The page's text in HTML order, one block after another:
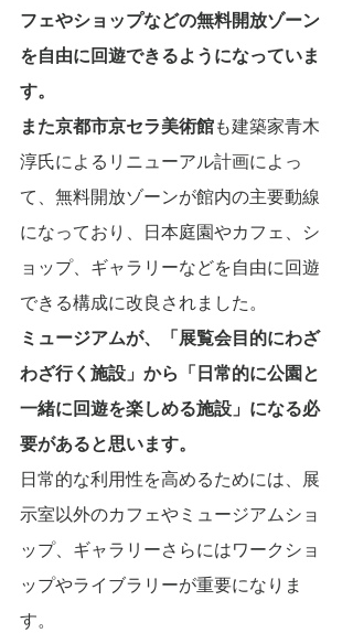
フェやショップなどの無料開放ゾーン
を自由に回遊できるようになっていま
す。
また京都市京セラ美術館も建築家青木
淳氏によるリニューアル計画によっ
て、無料開放ゾーンが館内の主要動線
になっており、日本庭園やカフェ、シ
ョップ、ギャラリーなどを自由に回遊
できる構成に改良されました。
ミュージアムが、「展覧会目的にわざ
わざ行く施設」から「日常的に公園と
一緒に回遊を楽しめる施設」になる必
要があると思います。
日常的な利用性を高めるためには、展
示室以外のカフェやミュージアムショ
ップ、ギャラリーさらにはワークショ
ップやライブラリーが重要になりま
す。